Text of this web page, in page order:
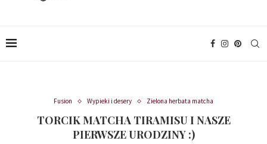
Fusion Wypieki i desery Zielona herbata matcha
TORCIK MATCHA TIRAMISU I NASZE
PIERWSZE URODZINY :)